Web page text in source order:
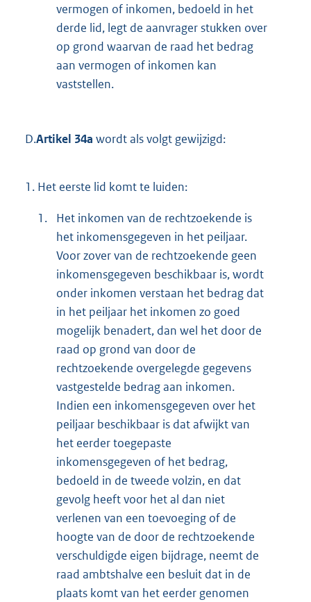
vermogen of inkomen, bedoeld in het
derde lid, legt de aanvrager stukken over
op grond waarvan de raad het bedrag
aan vermogen of inkomen kan
vaststellen.
D.Artikel 34a wordt als volgt gewijzigd:
1. Het eerste lid komt te luiden:
1.
Het inkomen van de rechtzoekende is
het inkomensgegeven in het peiljaar.
Voor zover van de rechtzoekende geen
inkomensgegeven beschikbaar is, wordt
onder inkomen verstaan het bedrag dat
in het peiljaar het inkomen zo goed
mogelijk benadert, dan wel het door de
raad op grond van door de
rechtzoekende overgelegde gegevens
vastgestelde bedrag aan inkomen.
Indien een inkomensgegeven over het
peiljaar beschikbaar is dat afwijkt van
het eerder toegepaste
inkomensgegeven of het bedrag,
bedoeld in de tweede volzin, en dat
gevolg heeft voor het al dan niet
verlenen van een toevoeging of de
hoogte van de door de rechtzoekende
verschuldigde eigen bijdrage, neemt de
raad ambtshalve een besluit dat in de
plaats komt van het eerder genomen